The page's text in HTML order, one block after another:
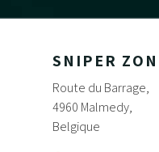
SNIPER
Route du Barrage,
4960 Malmedy,
Belgique